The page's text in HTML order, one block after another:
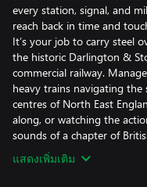
every station, signal, and
reach back in time and
It’s your job to carry steel
the historic Darlington &
commercial railway.
heavy trains navigating the
centres of North East
along, or watching the
แสดงเพิ่มเติม